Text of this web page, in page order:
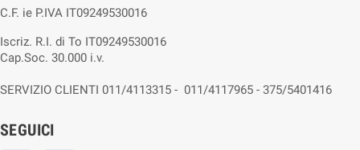
C.F. ie P.IVA IT09249530016
Iscriz. R.I. di To IT09249530016
Cap.Soc. 30.000 i.v.
SERVIZIO CLIENTI 011/4113315 - 011/4117965 - 375/5401416
SEGUICI